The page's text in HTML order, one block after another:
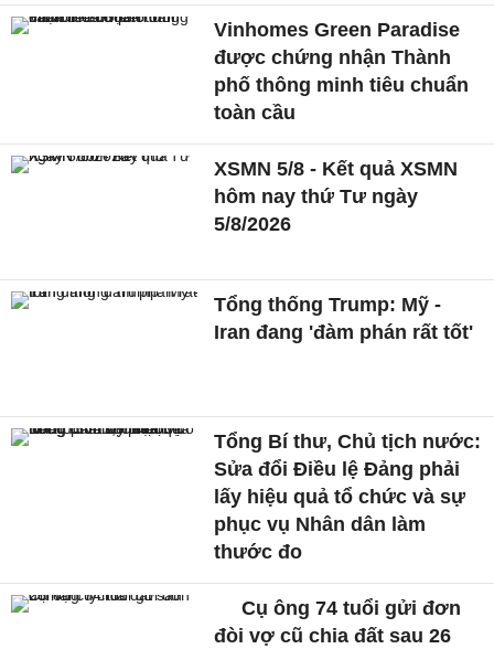
Vinhomes Green Paradise
được chứng nhận Thành
phố thông minh tiêu chuẩn
toàn cầu
XSMN 5/8 - Kết quả XSMN
hôm nay thứ Tư ngày
5/8/2026
Tổng thống Trump: Mỹ -
Iran đang 'đàm phán rất tốt'
Tổng Bí thư, Chủ tịch nước:
Sửa đổi Điều lệ Đảng phải
lấy hiệu quả tổ chức và sự
phục vụ Nhân dân làm
thước đo
Cụ ông 74 tuổi gửi đơn
đòi vợ cũ chia đất sau 26